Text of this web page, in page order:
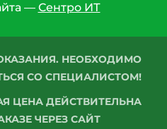
— Сентро ИТ
НЕОБХОДИМО
СО СПЕЦИАЛИСТОМ!
ЦЕНА ДЕЙСТВИТЕЛЬНА
ЧЕРЕЗ САЙТ